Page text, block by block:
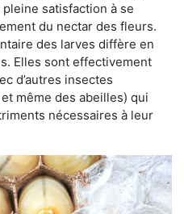
satisfaction à se
du nectar des fleurs.
des larves diffère en
Elles sont effectivement
d’autres insectes
même des abeilles) qui
nécessaires à leur